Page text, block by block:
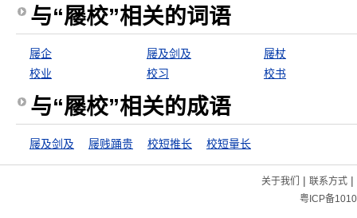
与“屦校”相关的词语
屦企 屦及剑及
屦杖
校业
校习 校书
与“屦校”相关的成语
屦及剑及 屦贱踊贵 校短推长 校短量长
关于我们 | 联系方式|
粤ICP备